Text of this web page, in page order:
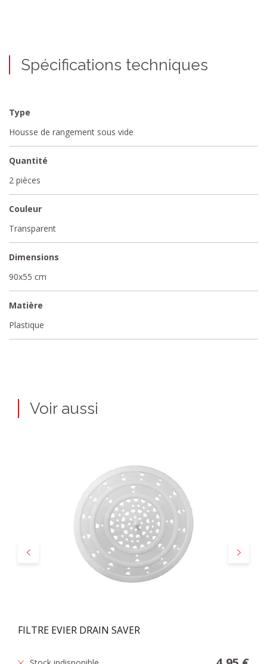
Spécifications techniques
Type
Housse de rangement sous vide
Quantité
2 pièces
Couleur
Transparent
Dimensions
90x55 cm
Matière
Plastique
Voir aussi
Précédent Suivant
FILTRE EVIER DRAIN SAVER